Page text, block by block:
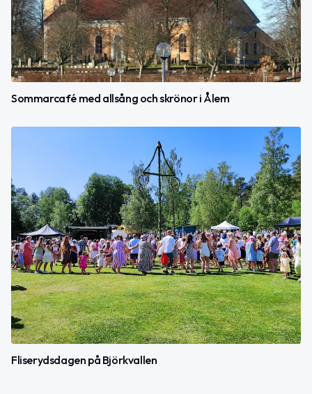
Sommarcafé med allsång och skrönor i Ålem
Fliserydsdagen på Björkvallen